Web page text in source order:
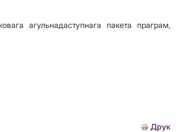
агульнадаступнага пакета праграм,
Друк